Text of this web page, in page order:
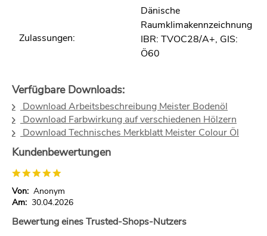
Zulassungen:
Dänische
Raumklimakennzeichnung
IBR: TVOC28/A+, GIS:
Ö60
Verfügbare Downloads:
Download Arbeitsbeschreibung Meister Bodenöl
Download Farbwirkung auf verschiedenen Hölzern
Download Technisches Merkblatt Meister Colour Öl
Kundenbewertungen
Von: Anonym
Am: 30.04.2026
Bewertung eines Trusted-Shops-Nutzers